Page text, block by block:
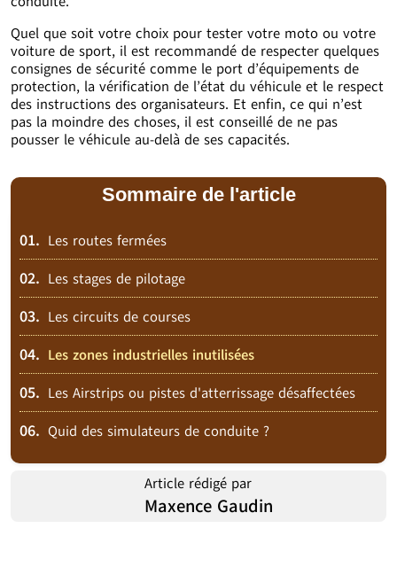
Quel que soit votre choix pour tester votre moto ou votre
voiture de sport, il est recommandé de respecter quelques
consignes de sécurité comme le port d’équipements de
protection, la vérification de l’état du véhicule et le respect
des instructions des organisateurs. Et enfin, ce qui n’est
pas la moindre des choses, il est conseillé de ne pas
pousser le véhicule au-delà de ses capacités.
Sommaire de l'article
01. Les routes fermées
02. Les stages de pilotage
03. Les circuits de courses
04. Les zones industrielles inutilisées
05. Les Airstrips ou pistes d'atterrissage désaffectées
06. Quid des simulateurs de conduite ?
Article rédigé par
Maxence Gaudin